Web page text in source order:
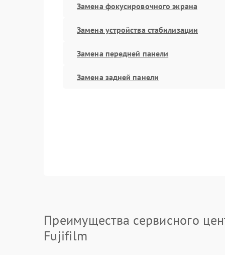
Замена фокусировочного экрана
Замена устройства стабилизации
Замена передней панели
Замена задней панели
Преимущества сервисного
Fujifilm